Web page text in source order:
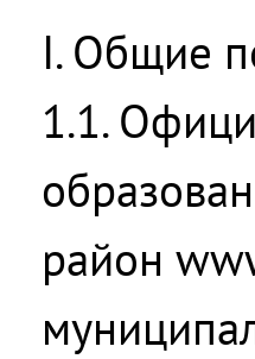
I. Общие
1.1.
район